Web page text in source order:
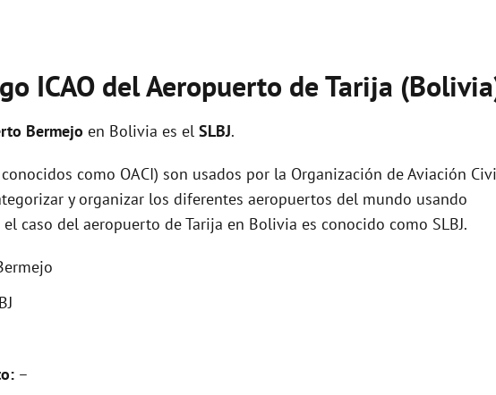
ICAO del Aeropuerto de Tarija
Bermejo en Bolivia es el SLBJ.
como OACI) son usados por la Organización de Aviación
y organizar los diferentes aeropuertos del mundo usando
caso del aeropuerto de Tarija en Bolivia es conocido como SLBJ.
–